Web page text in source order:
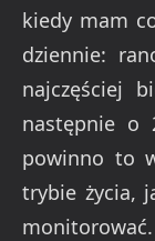
kiedy mam
dziennie:
najczęściej
następnie o
powinno to
trybie życia,